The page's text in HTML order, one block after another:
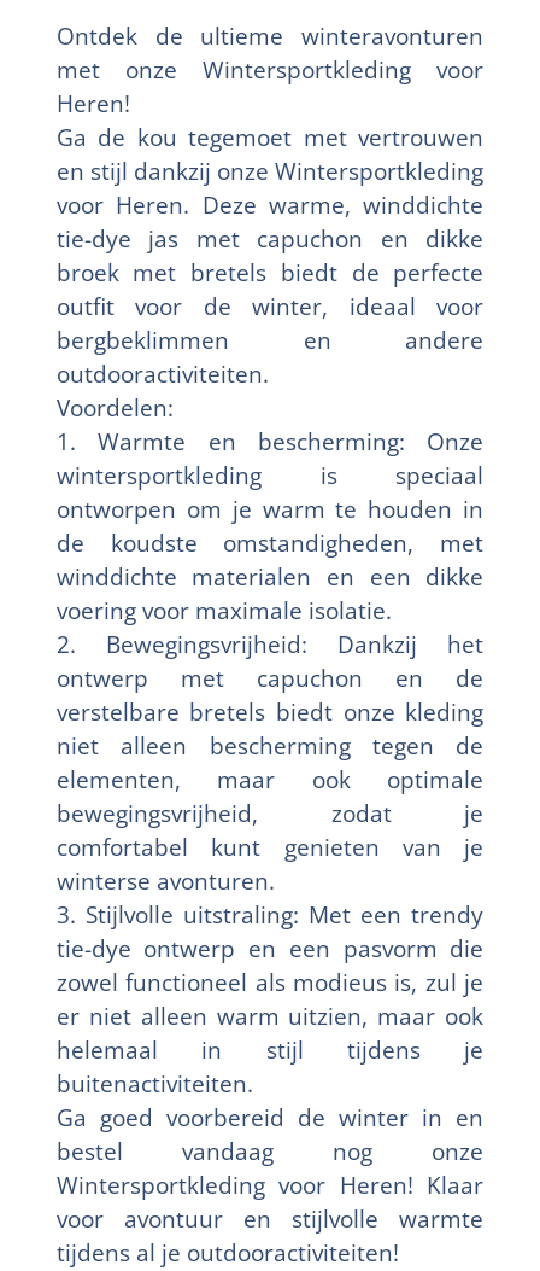
Ontdek de ultieme winteravonturen
met onze Wintersportkleding voor
Heren!
Ga de kou tegemoet met vertrouwen
en stijl dankzij onze Wintersportkleding
voor Heren. Deze warme, winddichte
tie-dye jas met capuchon en dikke
broek met bretels biedt de perfecte
outfit voor de winter, ideaal voor
bergbeklimmen en andere
outdooractiviteiten.
Voordelen:
1. Warmte en bescherming: Onze
wintersportkleding is speciaal
ontworpen om je warm te houden in
de koudste omstandigheden, met
winddichte materialen en een dikke
voering voor maximale isolatie.
2. Bewegingsvrijheid: Dankzij het
ontwerp met capuchon en de
verstelbare bretels biedt onze kleding
niet alleen bescherming tegen de
elementen, maar ook optimale
bewegingsvrijheid, zodat je
comfortabel kunt genieten van je
winterse avonturen.
3. Stijlvolle uitstraling: Met een trendy
tie-dye ontwerp en een pasvorm die
zowel functioneel als modieus is, zul je
er niet alleen warm uitzien, maar ook
helemaal in stijl tijdens je
buitenactiviteiten.
Ga goed voorbereid de winter in en
bestel vandaag nog onze
Wintersportkleding voor Heren! Klaar
voor avontuur en stijlvolle warmte
tijdens al je outdooractiviteiten!